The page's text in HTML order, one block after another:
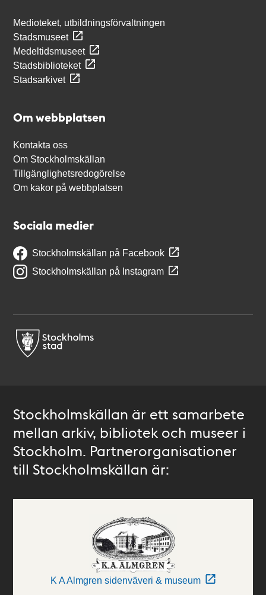
Medioteket, utbildningsförvaltningen
Stadsmuseet
Medeltidsmuseet
Stadsbiblioteket
Stadsarkivet
Om webbplatsen
Kontakta oss
Om Stockholmskällan
Tillgänglighetsredogörelse
Om kakor på webbplatsen
Sociala medier
Stockholmskällan på Facebook
Stockholmskällan på Instagram
Stockholmskällan är ett samarbete
mellan arkiv, bibliotek och museer i
Stockholm. Partnerorganisationer
till Stockholmskällan är:
K A Almgren sidenväveri & museum